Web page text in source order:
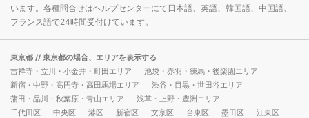
います。各種問合せはヘルプセンターにて日本語、英語、韓国語、中国語、
フランス語で24時間受付けています。
東京都 // 東京都の場合、エリアを表示する
吉祥寺・立川・小金井・町田エリア
池袋・赤羽・練馬・後楽園エリア
新宿・中野・高円寺・高田馬場エリア
渋谷・目黒・世田谷エリア
蒲田・品川・秋葉原・青山エリア
浅草・上野・豊洲エリア
千代田区
中央区 港区 新宿区 文京区 台東区 墨田区
江東区